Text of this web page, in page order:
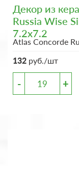
Декор из
Russia Wise
7.2x7.2
Atlas Concorde
132 руб./шт
- +